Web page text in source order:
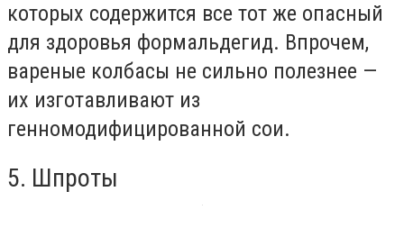
которых содержится все тот же опасный
для здоровья формальдегид. Впрочем,
вареные колбасы не сильно полезнее —
их изготавливают из
генномодифицированной сои.
5. Шпроты